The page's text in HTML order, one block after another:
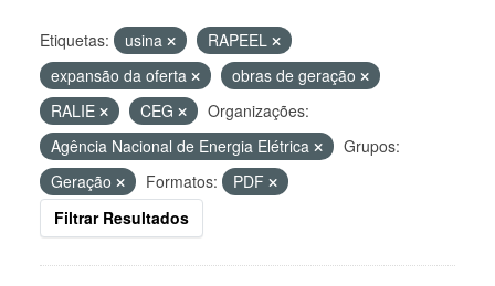
Etiquetas: usina
RAPEEL
expansão da oferta
obras de geração
RALIE
CEG
Organizações:
Agência Nacional de Energia Elétrica
Grupos:
Geração
Formatos:
PDF
Filtrar Resultados